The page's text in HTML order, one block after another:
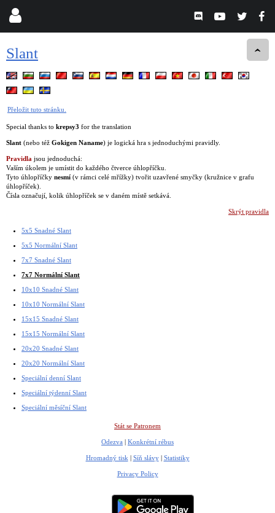
Slant
Přeložit tuto stránku.
Special thanks to krepsy3 for the translation
Slant (nebo též Gokigen Naname) je logická hra s jednoduchými pravidly.
Pravidla jsou jednoduchá:
Vaším úkolem je umístit do každého čtverce úhlopříčku.
Tyto úhlopříčky nesmí (v rámci celé mřížky) tvořit uzavřené smyčky (kružnice v grafu
úhlopříček).
Čísla označují, kolik úhlopříček se v daném místě setkává.
Skrýt pravidla
5x5 Snadné Slant
5x5 Normální Slant
7x7 Snadné Slant
7x7 Normální Slant
10x10 Snadné Slant
10x10 Normální Slant
15x15 Snadné Slant
15x15 Normální Slant
20x20 Snadné Slant
20x20 Normální Slant
Speciální denní Slant
Speciální týdenní Slant
Speciální měsíční Slant
Stát se Patronem
Odezva | Konkrétní rébus
Hromadný tisk | Síň slávy| Statistiky
Privacy Policy